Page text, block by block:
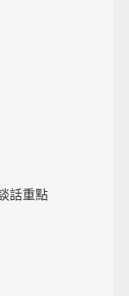
話重點